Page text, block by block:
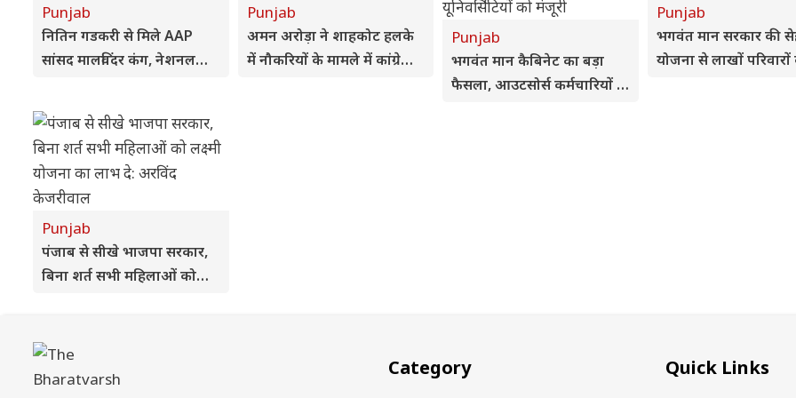
Punjab
नितिन गडकरी से मिले AAP
सांसद मालविंदर कंग, नेशनल
Punjab
अमन अरोड़ा ने शाहकोट हलके
में नौकरियों के मामले में कांग्रेसी
Punjab
भगवंत मान कैबिनेट का बड़ा
फैसला, आउटसोर्स कर्मचारियों के
Punjab
भगवंत मान सरकार की
योजना से लाखों परिवारों
Punjab
पंजाब से सीखे भाजपा सरकार,
बिना शर्त सभी महिलाओं को
Category Quick Links